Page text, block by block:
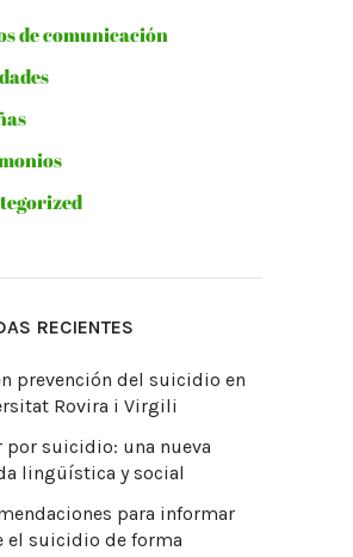
de comunicación
RECIENTES
prevención del suicidio en
Rovira i Virgili
por suicidio: una nueva
lingüística y social
para informar
el suicidio de forma